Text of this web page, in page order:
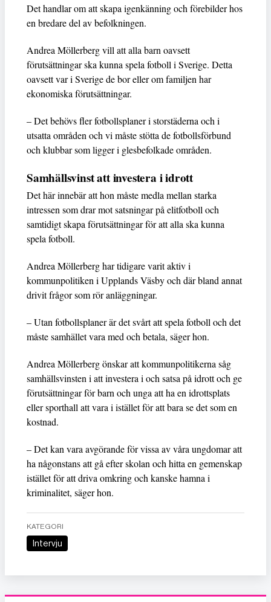
Det handlar om att skapa igenkänning och förebilder hos
en bredare del av befolkningen.
Andrea Möllerberg vill att alla barn oavsett
förutsättningar ska kunna spela fotboll i Sverige. Detta
oavsett var i Sverige de bor eller om familjen har
ekonomiska förutsättningar.
– Det behövs fler fotbollsplaner i storstäderna och i
utsatta områden och vi måste stötta de fotbollsförbund
och klubbar som ligger i glesbefolkade områden.
Samhällsvinst att investera i idrott
Det här innebär att hon måste medla mellan starka
intressen som drar mot satsningar på elitfotboll och
samtidigt skapa förutsättningar för att alla ska kunna
spela fotboll.
Andrea Möllerberg har tidigare varit aktiv i
kommunpolitiken i Upplands Väsby och där bland annat
drivit frågor som rör anläggningar.
– Utan fotbollsplaner är det svårt att spela fotboll och det
måste samhället vara med och betala, säger hon.
Andrea Möllerberg önskar att kommunpolitikerna såg
samhällsvinsten i att investera i och satsa på idrott och ge
förutsättningar för barn och unga att ha en idrottsplats
eller sporthall att vara i istället för att bara se det som en
kostnad.
– Det kan vara avgörande för vissa av våra ungdomar att
ha någonstans att gå efter skolan och hitta en gemenskap
istället för att driva omkring och kanske hamna i
kriminalitet, säger hon.
KATEGORI
Intervju